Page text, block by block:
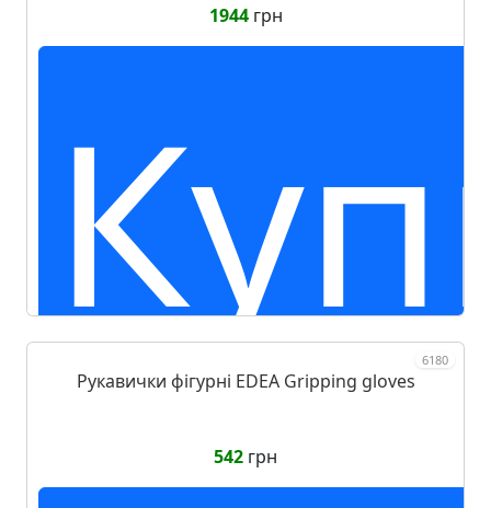
1944грн
6180
Рукавички фігурні EDEA Gripping gloves
542 грн